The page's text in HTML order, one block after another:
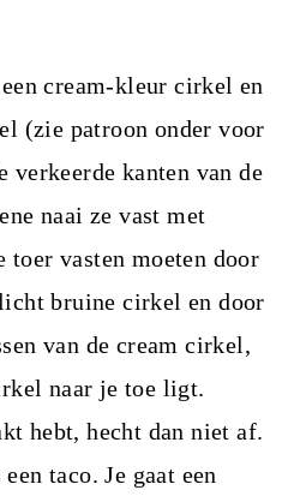
cream-kleur cirkel en
(zie patroon onder voor
verkeerde kanten van de
naai ze vast met
toer vasten moeten door
bruine cirkel en door
van de cream cirkel,
naar je toe ligt.
hebt, hecht dan niet af.
taco. Je gaat een